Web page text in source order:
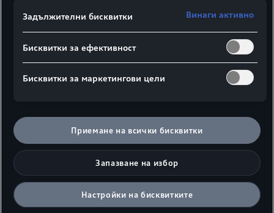
Задължителни бисквитки Винаги активно
Бисквитки за ефективност
Бисквитки за маркетингови цели
Приемане на всички бисквитки
Запазване на избор
Настройки на бисквитките